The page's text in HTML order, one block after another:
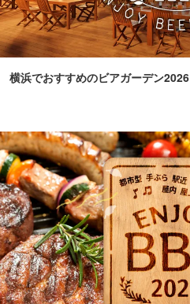
横浜でおすすめのビアガーデン2026